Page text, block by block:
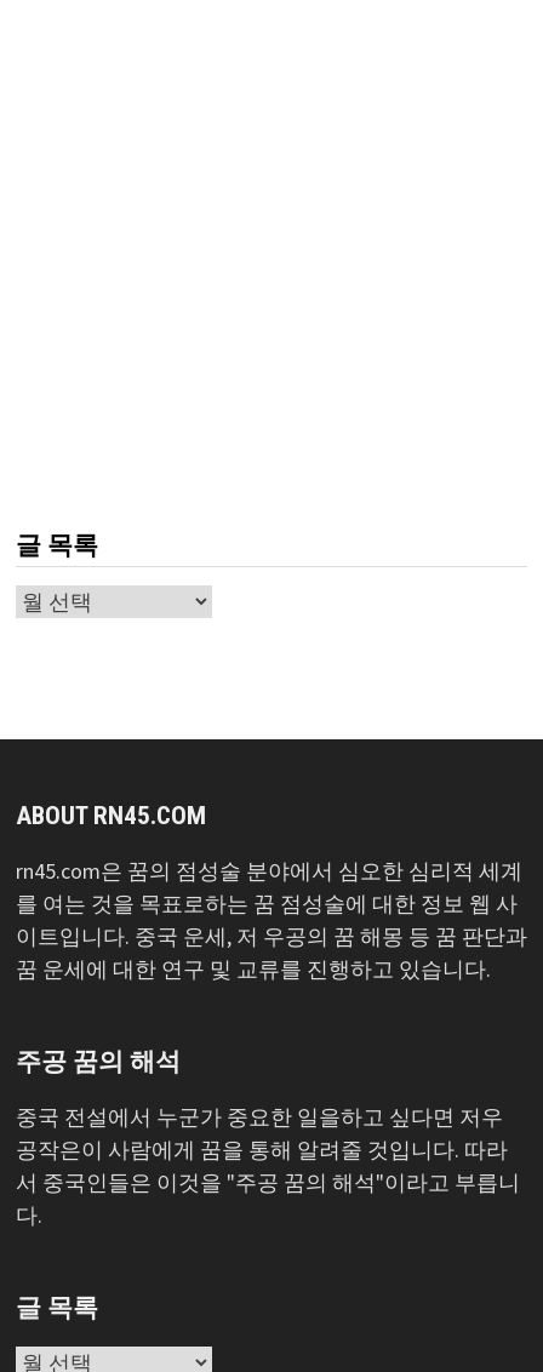
글 목록
글
ABOUT RN45.COM
rn45.com은 꿈의 점성술 분야에서 심오한 심리적 세계
를 여는 것을 목표로하는 꿈 점성술에 대한 정보 웹 사
이트입니다. 중국 운세, 저 우공의 꿈 해몽 등 꿈 판단과
꿈 운세에 대한 연구 및 교류를 진행하고 있습니다.
주공 꿈의 해석
중국 전설에서 누군가 중요한 일을하고 싶다면 저우
공작은이 사람에게 꿈을 통해 알려줄 것입니다. 따라
서 중국인들은 이것을 "주공 꿈의 해석"이라고 부릅니
다.
글 목록
글